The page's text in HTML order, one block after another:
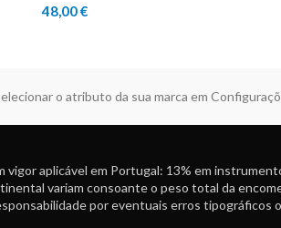
48,00€
o atributo da sua marca em
vigor aplicável em Portugal: 13% em
variam consoante o peso total da
por eventuais erros tipográficos